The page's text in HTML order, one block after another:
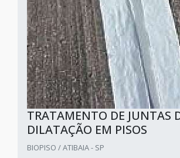
TRATAMENTO DE JUNTAS
DILATAÇÃO EM PISOS
BIOPISO / ATIBAIA - SP